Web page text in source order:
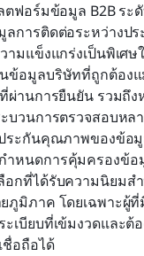
ตฟอร์มข้อมูล B2B ระ
การติดต่อระหว่างป
ามแข็งแกร่งเป็นพิเศ
ข้อมูลบริษัทที่ถูกต้องแ
ผ่านการยืนยัน รวมถึ
บวนการตรวจสอบหล
ระกันคุณภาพของข้อ
หนดการคุ้มครองข้อ
อกที่ได้รับความนิยมส
ภูมิภาค โดยเฉพาะผู้
เบียบที่เข้มงวดและต้
อถือได้